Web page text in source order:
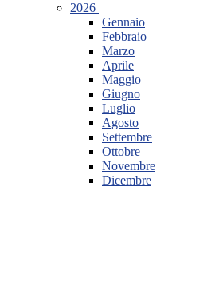
2026
Gennaio
Febbraio
Marzo
Aprile
Maggio
Giugno
Luglio
Agosto
Settembre
Ottobre
Novembre
Dicembre